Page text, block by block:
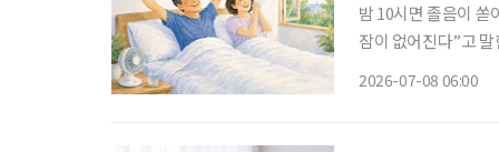
밤 10시면 졸음이 쏟
잠이 없어진다”고 말한다. 정말 그럴까. 대한수
2026-07-08 06:00